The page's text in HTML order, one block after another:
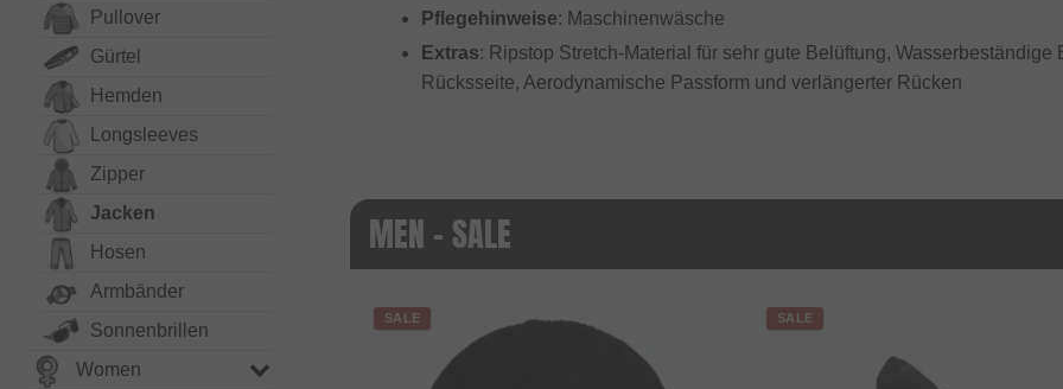
Pullover
Gürtel
Hemden
Long­sleeves
Zipper
Jacken
Hosen
Armbänder
Sonnenbrillen
Women
Pflegehinweise: Maschinenwäsche
Extras: Ripstop Stretch-Material für sehr gute Belüftung,
Rücksseite, Aerodynamische Passform und verlängerter Rücken
MEN - SALE
SALE SALE